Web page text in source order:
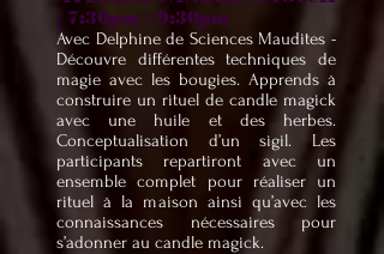
| 7:30pm - 9:30pm
Avec Delphine de Sciences Maudites -
Découvre différentes techniques de
magie avec les bougies. Apprends à
construire un rituel de candle magick
avec une huile et des herbes.
Conceptualisation d’un sigil. Les
participants repartiront avec un
ensemble complet pour réaliser un
rituel à la maison ainsi qu’avec les
connaissances nécessaires pour
s’adonner au candle magick.